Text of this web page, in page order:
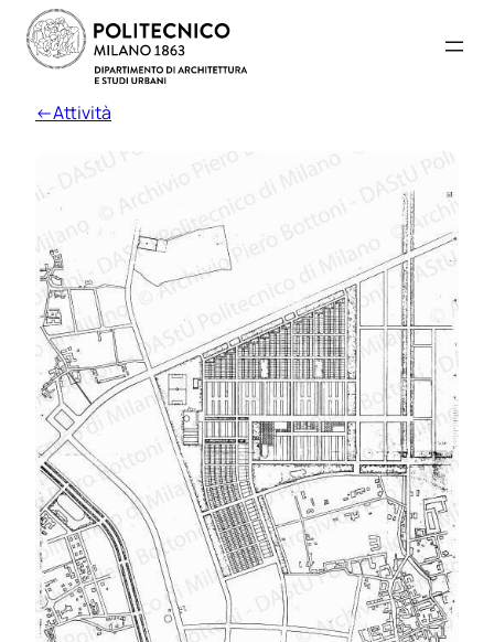
←Attività